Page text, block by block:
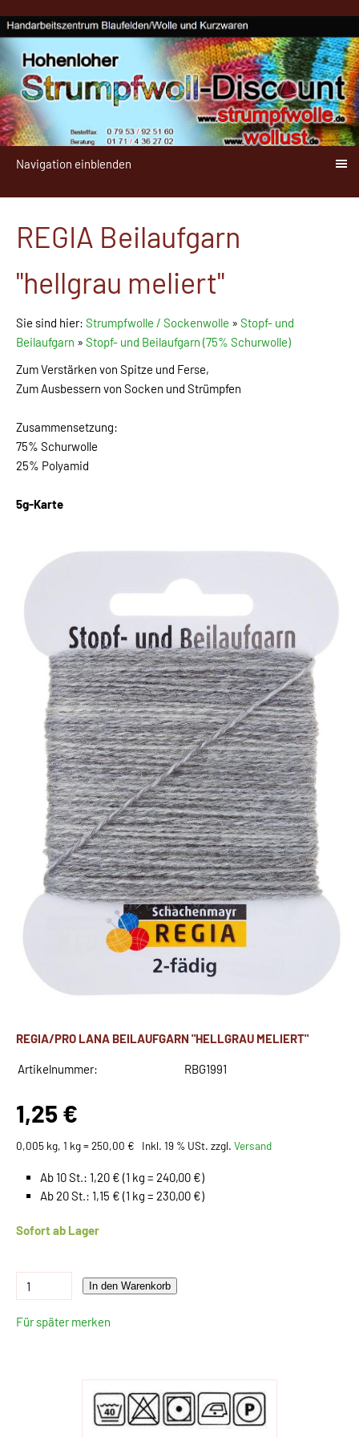
Navigation einblenden
REGIA Beilaufgarn
"hellgrau meliert"
Sie sind hier: Strumpfwolle / Sockenwolle » Stopf- und
Beilaufgarn » Stopf- und Beilaufgarn (75% Schurwolle)
Zum Verstärken von Spitze und Ferse,
Zum Ausbessern von Socken und Strümpfen
Zusammensetzung:
75% Schurwolle
25% Polyamid
5g-Karte
REGIA/PRO LANA BEILAUFGARN "HELLGRAU MELIERT"
Artikelnummer: RBG1991
1,25 €
0,005 kg, 1 kg = 250,00 € Inkl. 19 % USt. zzgl. Versand
Ab 10 St.: 1,20 € (1 kg = 240,00 €)
Ab 20 St.: 1,15 € (1 kg = 230,00 €)
Sofort ab Lager
In den Warenkorb
Für später merken